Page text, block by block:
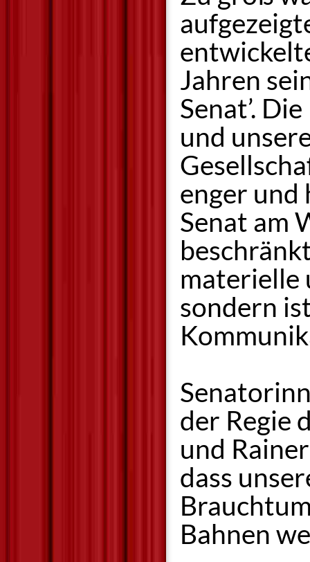
Jahren
Senat’.
und
enger und
Senat am
materielle
sondern
der Regie
und
dass
Bahnen